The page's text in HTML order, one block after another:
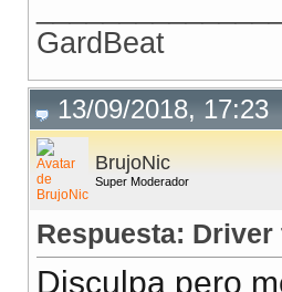
GardBeat
13/09/2018, 17:23
BrujoNic
Super Moderador
Respuesta:
Disculpa pero